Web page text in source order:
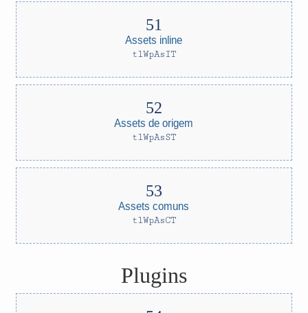
Assets inline
tlWpAsIT
Assets de origem
tlWpAsST
Assets comuns
tlWpAsCT
Plugins